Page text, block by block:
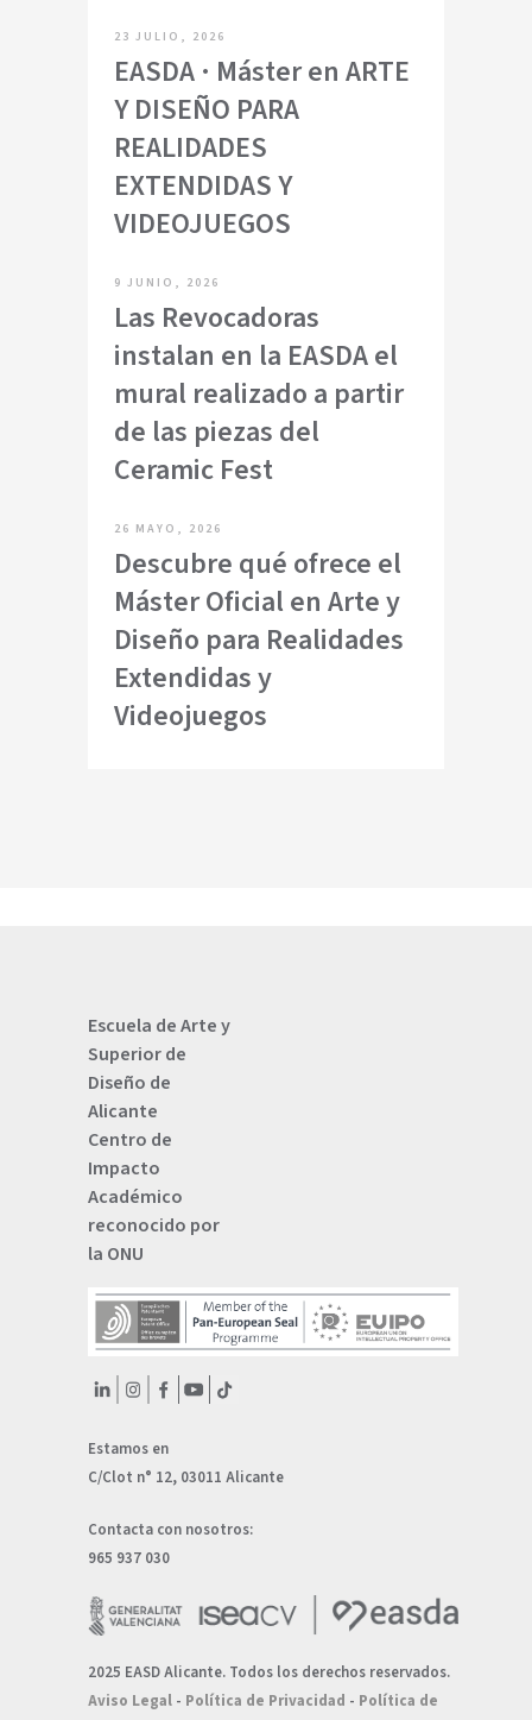
23 JULIO, 2026
EASDA · Máster en ARTE
Y DISEÑO PARA
REALIDADES
EXTENDIDAS Y
VIDEOJUEGOS
9 JUNIO, 2026
Las Revocadoras
instalan en la EASDA el
mural realizado a partir
de las piezas del
Ceramic Fest
26 MAYO, 2026
Descubre qué ofrece el
Máster Oficial en Arte y
Diseño para Realidades
Extendidas y
Videojuegos
Escuela de Arte y
Superior de
Diseño de
Alicante
Centro de
Impacto
Académico
reconocido por
la ONU
Estamos en
C/Clot n° 12, 03011 Alicante
Contacta con nosotros:
965 937 030
2025 EASD Alicante. Todos los derechos reservados.
Aviso Legal - Política de Privacidad - Política de